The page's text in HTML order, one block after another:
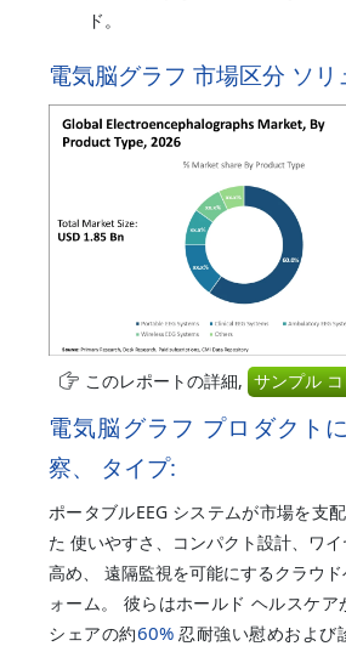
ド。
電気脳グラフ 市場区分 ソリ
このレポートの詳細, サンプル
電気脳グラフ プロダクト
察、 タイプ:
ポータブルEEG システムが市場を支
た 使いやすさ、コンパクト設計、ワ
高め、 遠隔監視を可能にするクラウ
ォーム。 彼らはホールド ヘルスケ
シェアの約60%忍耐強い慰めおよび